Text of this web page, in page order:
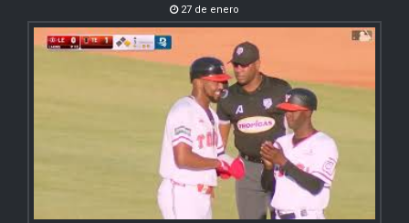
27 de enero